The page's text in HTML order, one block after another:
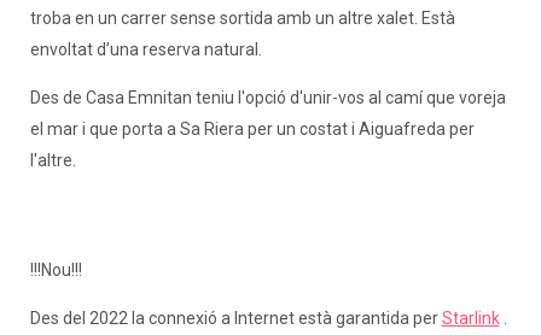
troba en un carrer sense sortida amb un altre xalet. Està
envoltat d’una reserva natural.
Des de Casa Emnitan teniu l'opció d'unir-vos al camí que voreja
el mar i que porta a Sa Riera per un costat i Aiguafreda per
l'altre.
!!!Nou!!!
Des del 2022 la connexió a Internet està garantida perStarlink.